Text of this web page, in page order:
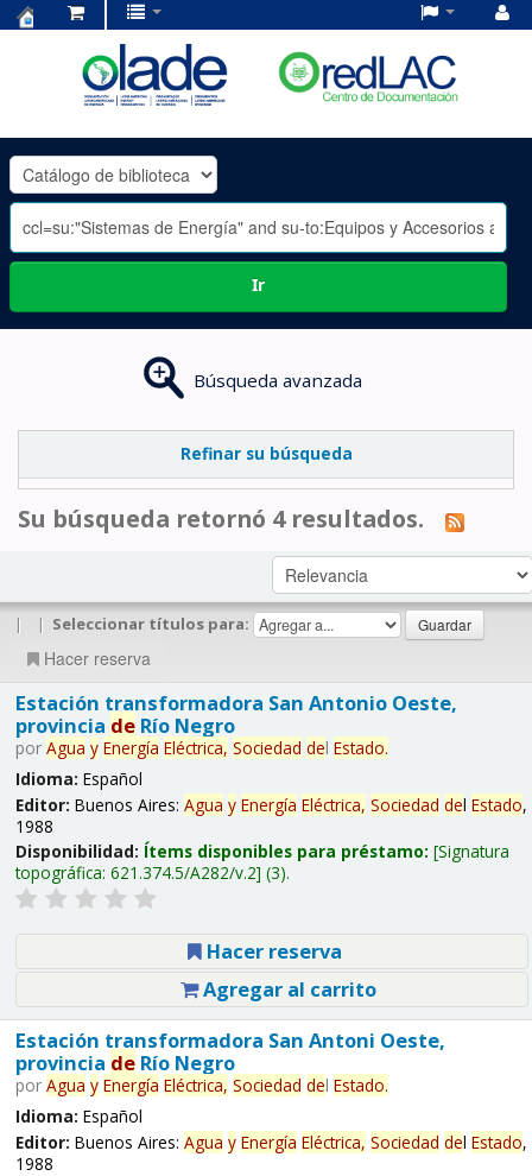
OLADE
-
Ir
Búsqueda avanzada
Refinar su búsqueda
Su búsqueda retornó 4 resultados.
| | Seleccionar títulos para:
Hacer reserva
Estación transformadora San Antonio Oeste,
provincia deRío Negro
por Agua y Energía Eléctrica, Sociedad del Estado.
Idioma: Español
Editor: Buenos Aires: Agua y Energía Eléctrica, Sociedad del Estado,
1988
Disponibilidad: Ítems disponibles para préstamo: Signatura
topográfica: 621.374.5/A282/v.2 (3).
Hacer reserva
Agregar al carrito
Estación transformadora San Antoni Oeste,
provincia deRío Negro
por Agua y Energía Eléctrica, Sociedad del Estado.
Idioma: Español
Editor: Buenos Aires: Agua y Energía Eléctrica, Sociedad del Estado,
1988